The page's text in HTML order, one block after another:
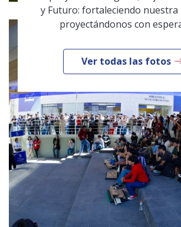
y Futuro: fortaleciendo nuestra
proyectándonos con
Ver todas las fotos